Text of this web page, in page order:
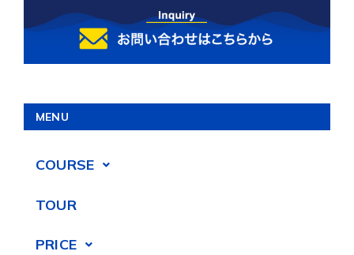
MENU
COURSE
TOUR
PRICE